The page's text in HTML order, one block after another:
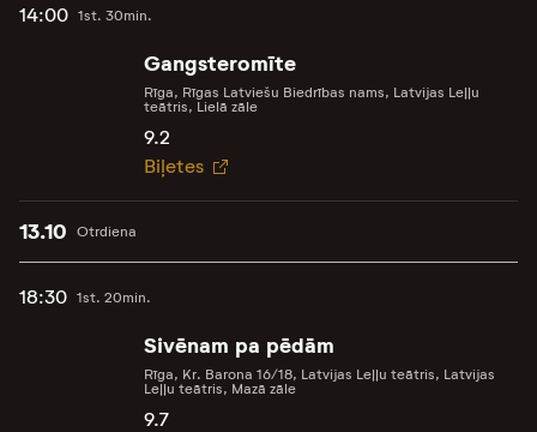
14:00 1st. 30min.
Gangsteromīte
Rīga, Rīgas Latviešu Biedrības nams, Latvijas Leļļu
teātris, Lielā zāle
9.2
Biļetes
Otrdiena
13.10
18:30 1st. 20min.
Sivēnam pa pēdām
Rīga, Kr. Barona 16/18, Latvijas Leļļu teātris, Latvijas
Leļļu teātris, Mazā zāle
9.7